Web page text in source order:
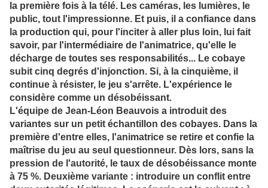
la première fois à la télé. Les caméras, les lumières, le
public, tout l'impressionne. Et puis, il a confiance dans
la production qui, pour l'inciter à aller plus loin, lui fait
savoir, par l'intermédiaire de l'animatrice, qu'elle le
décharge de toutes ses responsabilités... Le cobaye
subit cinq degrés d'injonction. Si, à la cinquième, il
continue à résister, le jeu s'arrête. L'expérience le
considère comme un désobéissant.
L'équipe de Jean-Léon Beauvois a introduit des
variantes sur un petit échantillon des cobayes. Dans la
première d'entre elles, l'animatrice se retire et confie la
maîtrise du jeu au seul questionneur. Dès lors, sans la
pression de l'autorité, le taux de désobéissance monte
à 75 %. Deuxième variante : introduire un conflit entre